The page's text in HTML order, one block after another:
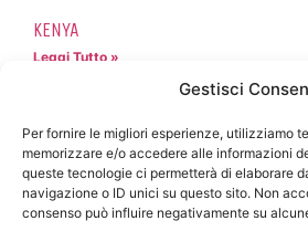
Gestisci
Per fornire le migliori esperienze, utilizziamo
memorizzare e/o accedere alle informazioni
queste tecnologie ci permetterà di elaborare
navigazione o ID unici su questo sito. Non
consenso può influire negativamente su
KENYA
Leggi Tutto »